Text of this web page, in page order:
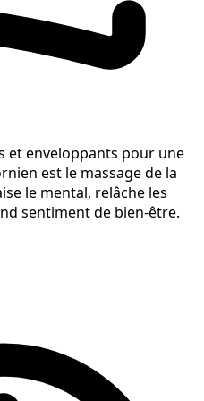
et enveloppants pour une
est le massage de la
le mental, relâche les
sentiment de bien-être.